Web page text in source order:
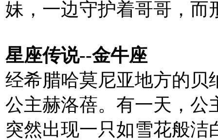
妹，一边守护着哥哥，
星座传说--金牛座
经希腊哈莫尼亚地方的贝
公主赫洛蓓。有一天，公
突然出现一只如雪花般洁